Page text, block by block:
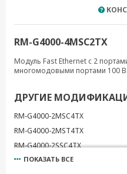
RM-G4000-4MSC2TX
Модуль Fast Ethernet c 2
многомодовыми портами 100
ДРУГИЕ
RM-G4000-2MSC4TX
RM-G4000-2MST4TX
RM-G4000-2SSC4TX
RM-G4000-4MST2TX
ПОКАЗАТЬ ВСЕ